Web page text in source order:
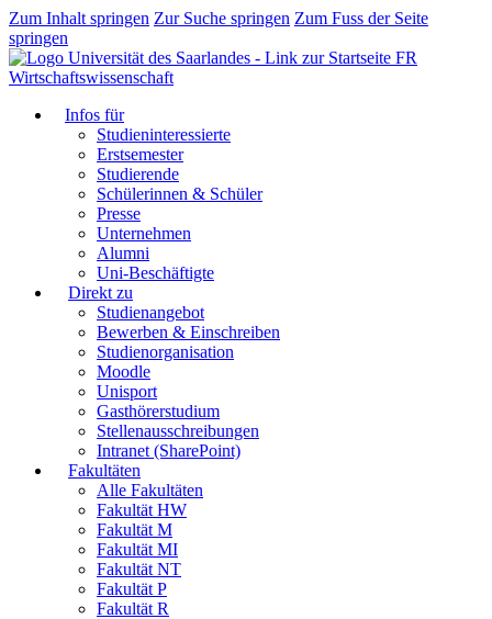
Zum Inhalt springen Zur Suche springen Zum Fuss der Seite
springen
FR
Wirtschaftswissenschaft
Infos für
Studieninteressierte
Erstsemester
Studierende
Schülerinnen & Schüler
Presse
Unternehmen
Alumni
Uni-Beschäftigte
Direkt zu
Studienangebot
Bewerben & Einschreiben
Studienorganisation
Moodle
Unisport
Gasthörerstudium
Stellenausschreibungen
Intranet (SharePoint)
Fakultäten
Alle Fakultäten
Fakultät HW
Fakultät M
Fakultät MI
Fakultät NT
Fakultät P
Fakultät R